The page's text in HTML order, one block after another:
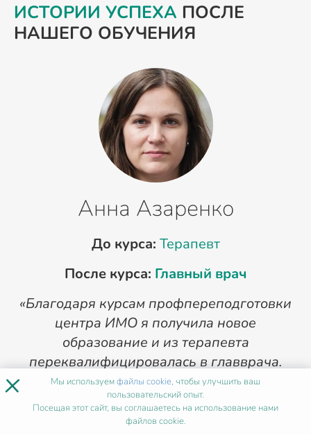
ИСТОРИИ УСПЕХА ПОСЛЕ
НАШЕГО ОБУЧЕНИЯ
Анна Азаренко
До курса: Терапевт
После курса: Главный врач
«Благодаря курсам профпереподготовки
центра ИМО я получила новое
образование и из терапевта
переквалифицировалась в главврача.
Зарплата существенно выросла, что
позволило улучшить жилищные условия.
Теперь отправляю всех бывших коллег, а
× Мы используемфайлы cookie, чтобы улучшить ваш
пользовательский опыт.
Посещая этот сайт, вы соглашаетесь на использование нами
файлов cookie.